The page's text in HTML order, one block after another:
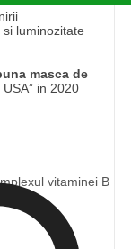
vitaminei B
luminozitate
masca de
in 2020